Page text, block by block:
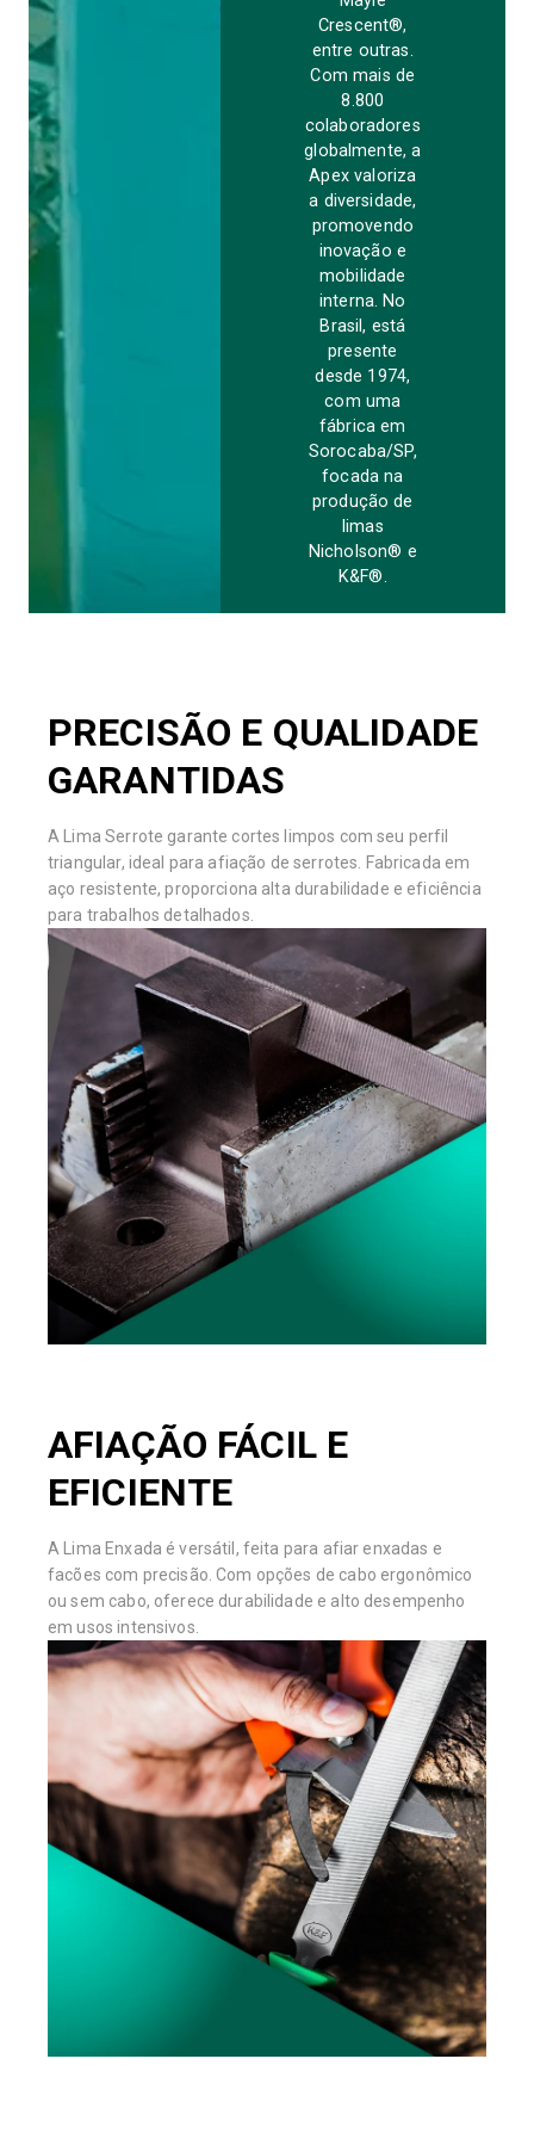
Crescent®,
entre outras.
Com mais de
8.800
colaboradores
globalmente, a
Apex valoriza
a diversidade,
promovendo
inovação e
mobilidade
interna. No
Brasil, está
presente
desde 1974,
com uma
fábrica em
Sorocaba/SP,
focada na
produção de
limas
Nicholson® e
K&F®.
PRECISÃO E QUALIDADE
GARANTIDAS
A Lima Serrote garante cortes limpos com seu perfil
triangular, ideal para afiação de serrotes. Fabricada em
aço resistente, proporciona alta durabilidade e eficiência
para trabalhos detalhados.
AFIAÇÃO FÁCIL E
EFICIENTE
A Lima Enxada é versátil, feita para afiar enxadas e
facões com precisão. Com opções de cabo ergonômico
ou sem cabo, oferece durabilidade e alto desempenho
em usos intensivos.